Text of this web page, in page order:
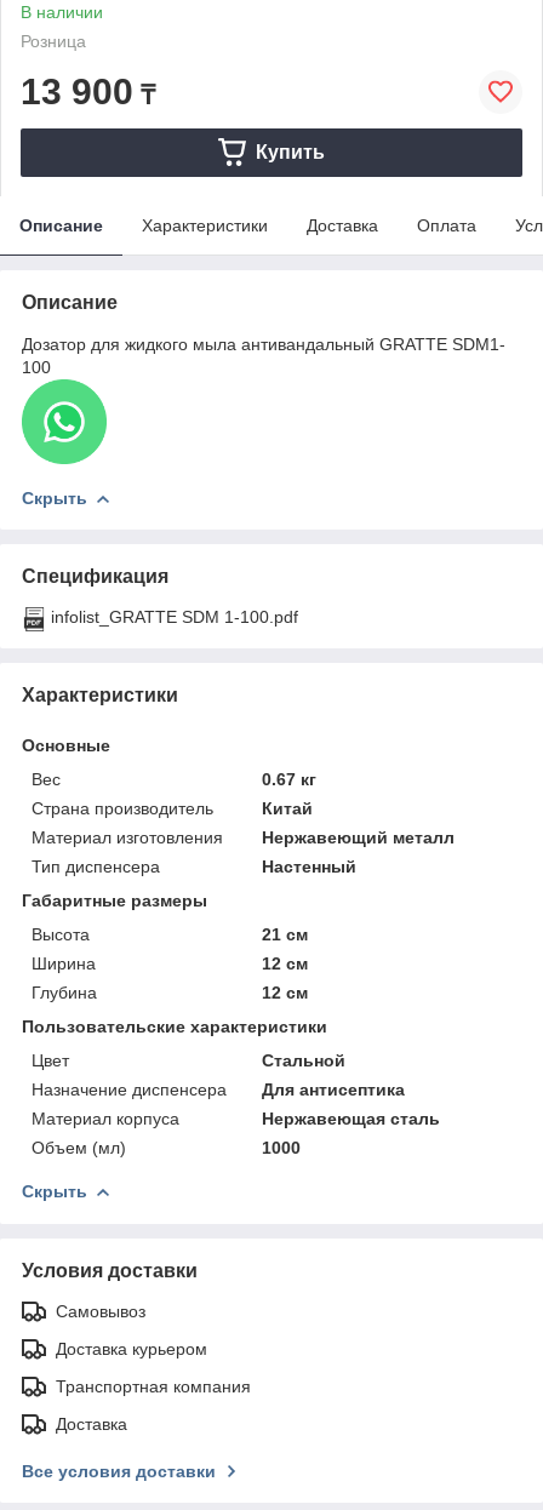
В наличии
Розница
13 900 ₸
Купить
Описание Характеристики Доставка Оплата
Описание
Дозатор для жидкого мыла антивандальный GRATTE SDM1-
100
Скрыть
Спецификация
infolist_GRATTE SDM 1-100.pdf
Характеристики
Основные
Вес
0.67 кг
Страна производитель
Китай
Материал изготовления
Нержавеющий металл
Тип диспенсера
Настенный
Габаритные размеры
Высота
21 см
Ширина
12 см
Глубина
12 см
Пользовательские характеристики
Цвет
Стальной
Назначение диспенсера
Для антисептика
Материал корпуса
Нержавеющая сталь
Объем (мл)
1000
Скрыть
Условия доставки
Самовывоз
Доставка курьером
Транспортная компания
Доставка
Все условия доставки